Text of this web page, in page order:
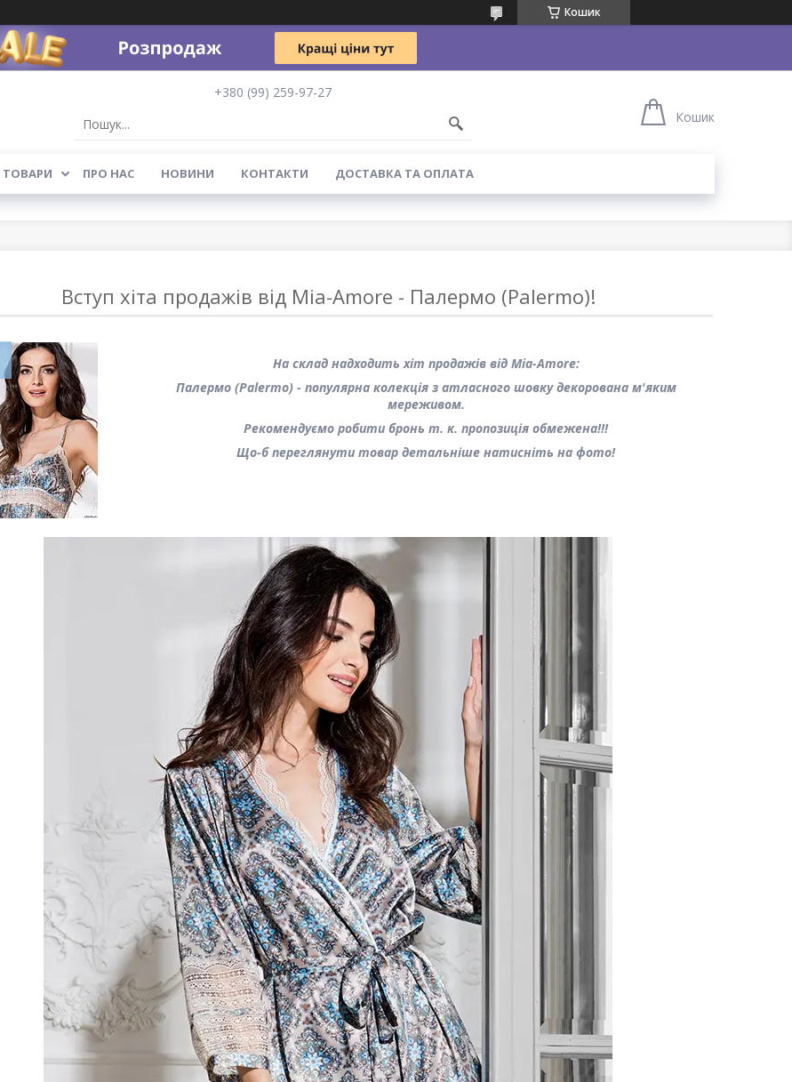
Кошик
+380 (99) 259-97-27
Кошик
ТОВАРИ ПРО НАС НОВИНИ КОНТАКТИ ДОСТАВКА ТА ОПЛАТА
Вступ хіта продажів від Mia-Amore - Палермо (Palermo)!
На склад надходить хіт продажів від Mia-Amore:
Палермо (Palermo) - популярна колекція з атласного шовку декорована м'яким
мереживом.
Рекомендуємо робити бронь т. к. пропозиція обмежена!!!
Що-б переглянути товар детальніше натисніть на фото!